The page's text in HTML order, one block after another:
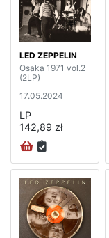
LED ZEPPELIN
Osaka 1971 vol.2
(2LP)
17.05.2024
LP
142,89 zł